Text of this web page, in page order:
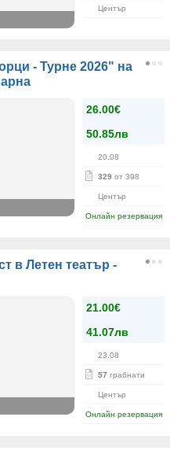
Център
- Турне 2026" на
26.00€
50.85лв
20.08
329 от 398
Център
Онлайн резервация
в Летен театър -
21.00€
41.07лв
23.08
57 грабнати
Център
Онлайн резервация